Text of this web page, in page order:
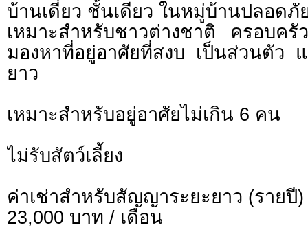
บ้านเดี่ยว ชั้นเดียว ในหมู่บ้านปลอดภั
เหมาะสำหรับชาวต่างชาติ ครอบค
มองหาที่อยู่อาศัยที่สงบ เป็นส่วนตัว
ยาว
เหมาะสำหรับอยู่อาศัยไม่เกิน 6 คน
ไม่รับสัตว์เลี้ยง
ค่าเช่าสำหรับสัญญาระยะยาว (รายปี)
23,000 บาท / เดือน